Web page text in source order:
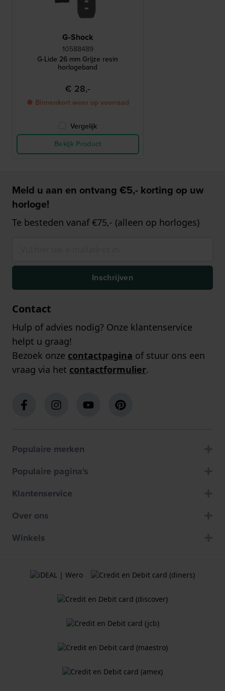
G-Shock
10588489
G-Lide 26 mm Grijze resin
horlogeband
€ 28,-
● Binnenkort weer op voorraad
Vergelijk
Bekijk Product
Meld u aan en ontvang €5,- korting op uw
horloge!
Te besteden vanaf €75,- (alleen op horloges)
Inschrijven
Contact
Hulp of advies nodig? Onze klantenservice
helpt u graag!
Bezoek onze contactpagina of stuur ons een
vraag via het contactformulier.
Populaire merken
Populaire pagina's
Klantenservice
Over ons
Winkels